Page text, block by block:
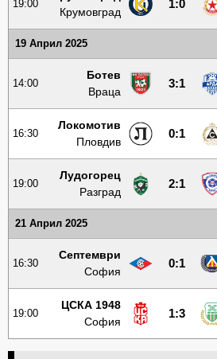
19:00
Крумовград
1:0
19 Април 2025
14:00
Ботев
Враца
3:1
16:30
Локомотив
Пловдив
0:1
19:00
Лудогорец
Разград
2:1
21 Април 2025
16:30
Септември
София
0:1
19:00
ЦСКА 1948
София
1:3